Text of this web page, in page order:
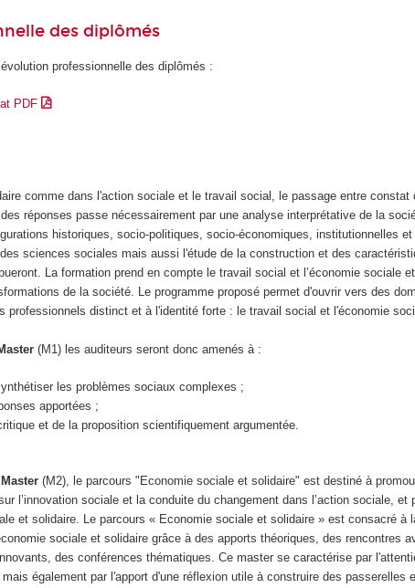
des diplômés
professionnelle des diplômés :
PDF
comme dans l'action sociale et le travail social, le passage entre constat
réponses passe nécessairement par une analyse interprétative de la
historiques, socio-politiques, socio-économiques, institutionnelles et
sciences sociales mais aussi l'étude de la construction et des
La formation prend en compte le travail social et l’économie sociale et
de la société. Le programme proposé permet d'ouvrir vers des
professionnels distinct et à l'identité forte : le travail social et l'économie
(M1) les auditeurs seront donc amenés à :
les problèmes sociaux complexes ;
apportées ;
et de la proposition scientifiquement argumentée.
(M2), le parcours "Economie sociale et solidaire" est destiné à
l’innovation sociale et la conduite du changement dans l’action sociale, et
et solidaire. Le parcours « Economie sociale et solidaire » est consacré à
sociale et solidaire grâce à des apports théoriques, des rencontres
des conférences thématiques. Ce master se caractérise par
également par l'apport d'une réflexion utile à construire des passerelles